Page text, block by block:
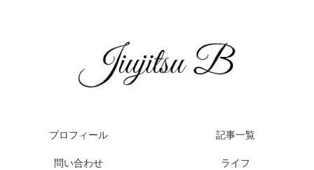
プロフィール 記事一覧
問い合わせ ライフ